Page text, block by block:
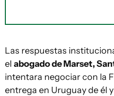
Las respuestas
el abogado de Marset,
intentara negociar con la
entrega en Uruguay de él